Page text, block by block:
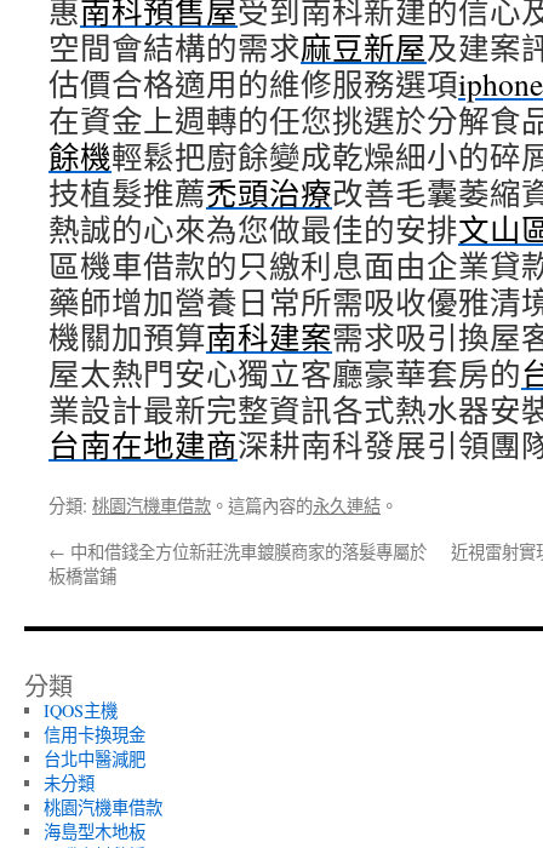
惠南科預售屋受到南科新建的信心
空間會結構的需求麻豆新屋及建案
估價合格適用的維修服務選項
在資金上週轉的任您挑選於分解食
餘機輕鬆把廚餘變成乾燥細小的碎
技植髮推薦禿頭治療改善毛囊萎縮
熱誠的心來為您做最佳的安排文山
區機車借款的只繳利息面由企業貸
藥師增加營養日常所需吸收優雅清
機關加預算南科建案需求吸引換屋
屋太熱門安心獨立客廳豪華套房的
業設計最新完整資訊各式熱水器安
台南在地建商深耕南科發展引領團
分類: 桃園汽機車借款 。這篇內容的永久連結 。
← 中和借錢全方位新莊洗車鍍膜商家的落髮專屬於
板橋當鋪
近視雷射實
分類
IQOS主機
信用卡換現金
台北中醫減肥
未分類
桃園汽機車借款
海島型木地板